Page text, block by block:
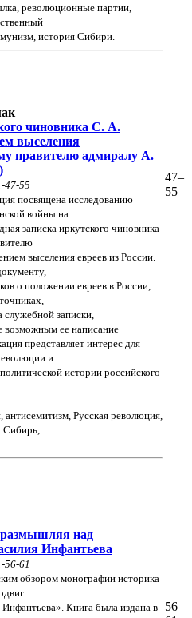
революционные партии,
история Сибири.
чиновника С. А.
выселения
правителю адмиралу А.
47-55
посвящена исследованию
войны на
записка иркутского чиновника
выселения евреев из России.
о положении евреев в России,
записки,
возможным ее написание
представляет интерес для
и
истории российского
Русская революция,
Сибирь,
47–
55
над
Инфантьева
56-61
обзором монографии историка
Книга была издана в
56–